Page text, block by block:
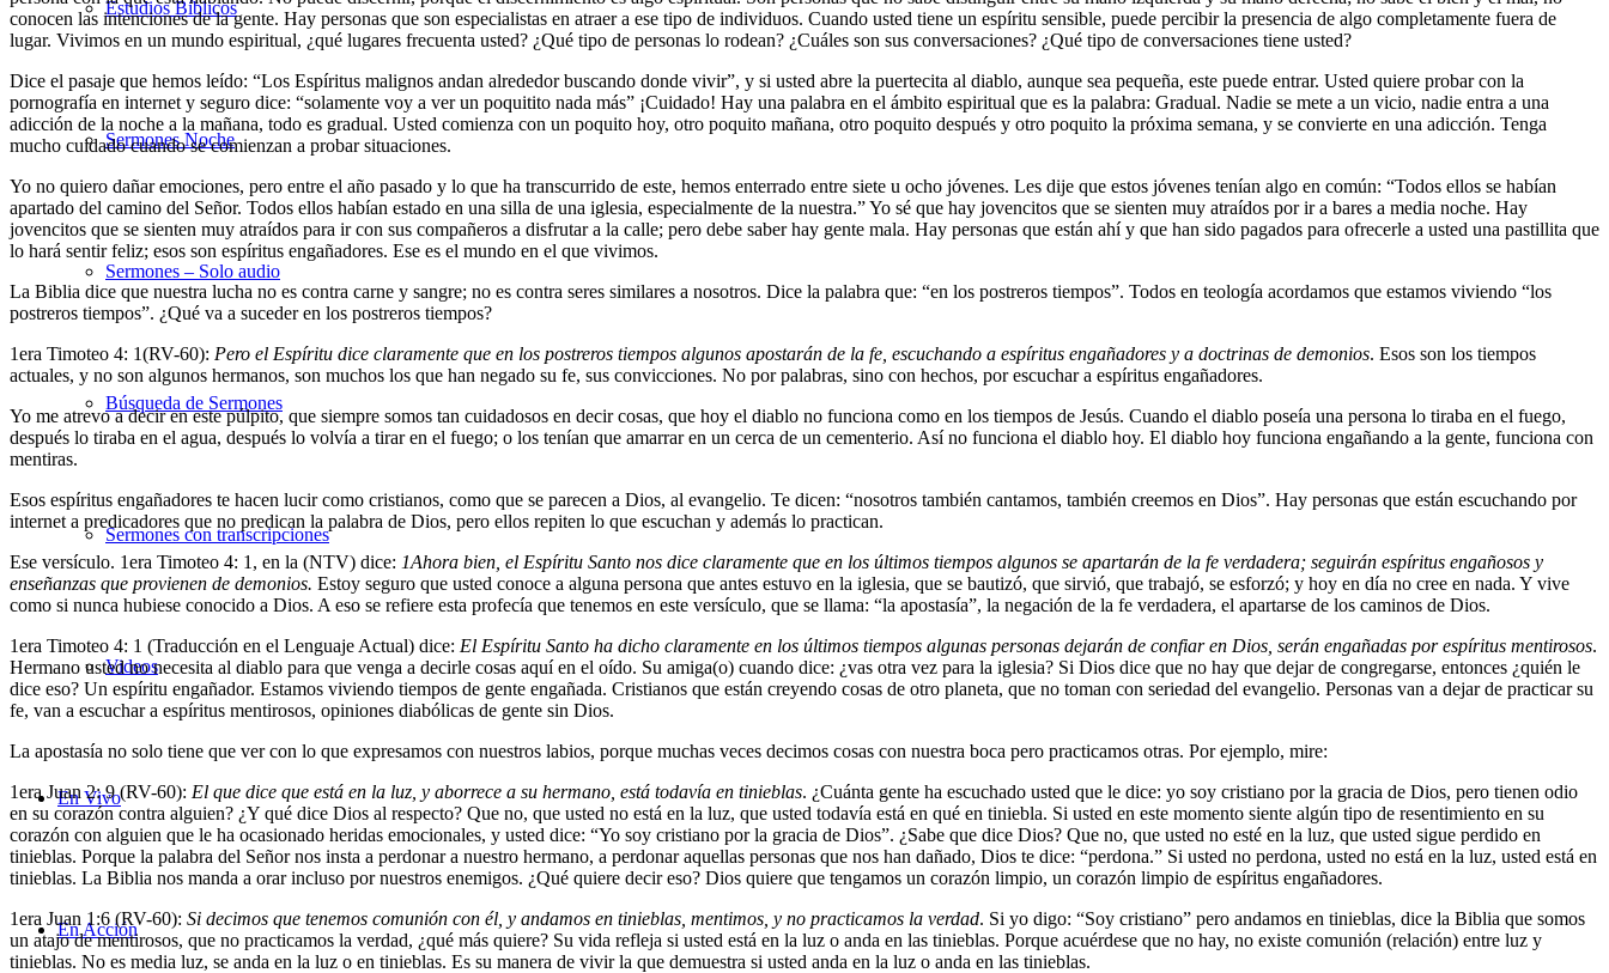
Estudios Bíblicos
Sermones Noche
Sermones – Solo audio
Búsqueda de Sermones
Sermones con transcripciones
Videos
En Vivo
En Acción
conocen las intenciones de la gente. Hay personas que son especialistas en atraer a ese tipo de individuos. Cuando usted tiene un espíritu sensible, puede percibir la presencia de algo completamente fuera de
lugar. Vivimos en un mundo espiritual, ¿qué lugares frecuenta usted? ¿Qué tipo de personas lo rodean? ¿Cuáles son sus conversaciones? ¿Qué tipo de conversaciones tiene usted?
Dice el pasaje que hemos leído: “Los Espíritus malignos andan alrededor buscando donde vivir”, y si usted abre la puertecita al diablo, aunque sea pequeña, este puede entrar. Usted quiere probar con la
pornografía en internet y seguro dice: “solamente voy a ver un poquitito nada más” ¡Cuidado! Hay una palabra en el ámbito espiritual que es la palabra: Gradual. Nadie se mete a un vicio, nadie entra a una
adicción de la noche a la mañana, todo es gradual. Usted comienza con un poquito hoy, otro poquito mañana, otro poquito después y otro poquito la próxima semana, y se convierte en una adicción. Tenga
mucho cuidado cuando se comienzan a probar situaciones.
Yo no quiero dañar emociones, pero entre el año pasado y lo que ha transcurrido de este, hemos enterrado entre siete u ocho jóvenes. Les dije que estos jóvenes tenían algo en común: “Todos ellos se habían
apartado del camino del Señor. Todos ellos habían estado en una silla de una iglesia, especialmente de la nuestra.” Yo sé que hay jovencitos que se sienten muy atraídos por ir a bares a media noche. Hay
jovencitos que se sienten muy atraídos para ir con sus compañeros a disfrutar a la calle; pero debe saber hay gente mala. Hay personas que están ahí y que han sido pagados para ofrecerle a usted una pastillita que
lo hará sentir feliz; esos son espíritus engañadores. Ese es el mundo en el que vivimos.
La Biblia dice que nuestra lucha no es contra carne y sangre; no es contra seres similares a nosotros. Dice la palabra que: “en los postreros tiempos”. Todos en teología acordamos que estamos viviendo “los
postreros tiempos”. ¿Qué va a suceder en los postreros tiempos?
1era Timoteo 4: 1(RV-60): Pero el Espíritu dice claramente que en los postreros tiempos algunos apostarán de la fe, escuchando a espíritus engañadores y a doctrinas de demonios. Esos son los tiempos
actuales, y no son algunos hermanos, son muchos los que han negado su fe, sus convicciones. No por palabras, sino con hechos, por escuchar a espíritus engañadores.
Yo me atrevo a decir en este púlpito, que siempre somos tan cuidadosos en decir cosas, que hoy el diablo no funciona como en los tiempos de Jesús. Cuando el diablo poseía una persona lo tiraba en el fuego,
después lo tiraba en el agua, después lo volvía a tirar en el fuego; o los tenían que amarrar en un cerca de un cementerio. Así no funciona el diablo hoy. El diablo hoy funciona engañando a la gente, funciona con
mentiras.
Esos espíritus engañadores te hacen lucir como cristianos, como que se parecen a Dios, al evangelio. Te dicen: “nosotros también cantamos, también creemos en Dios”. Hay personas que están escuchando por
internet a predicadores que no predican la palabra de Dios, pero ellos repiten lo que escuchan y además lo practican.
Ese versículo. 1era Timoteo 4: 1, en la (NTV) dice: 1Ahora bien, el Espíritu Santo nos dice claramente que en los últimos tiempos algunos se apartarán de la fe verdadera; seguirán espíritus engañosos y
enseñanzas que provienen de demonios. Estoy seguro que usted conoce a alguna persona que antes estuvo en la iglesia, que se bautizó, que sirvió, que trabajó, se esforzó; y hoy en día no cree en nada. Y vive
como si nunca hubiese conocido a Dios. A eso se refiere esta profecía que tenemos en este versículo, que se llama: “la apostasía”, la negación de la fe verdadera, el apartarse de los caminos de Dios.
1era Timoteo 4: 1 (Traducción en el Lenguaje Actual) dice: El Espíritu Santo ha dicho claramente en los últimos tiempos algunas personas dejarán de confiar en Dios, serán engañadas por espíritus mentirosos.
Hermano usted no necesita al diablo para que venga a decirle cosas aquí en el oído. Su amiga(o) cuando dice: ¿vas otra vez para la iglesia? Si Dios dice que no hay que dejar de congregarse, entonces ¿quién le
dice eso? Un espíritu engañador. Estamos viviendo tiempos de gente engañada. Cristianos que están creyendo cosas de otro planeta, que no toman con seriedad del evangelio. Personas van a dejar de practicar su
fe, van a escuchar a espíritus mentirosos, opiniones diabólicas de gente sin Dios.
La apostasía no solo tiene que ver con lo que expresamos con nuestros labios, porque muchas veces decimos cosas con nuestra boca pero practicamos otras. Por ejemplo, mire:
1eraJuan 2: 9 (RV-60): El que dice que está en la luz, y aborrece a su hermano, está todavía en tinieblas. ¿Cuánta gente ha escuchado usted que le dice: yo soy cristiano por la gracia de Dios, pero tienen odio
en su corazón contra alguien? ¿Y qué dice Dios al respecto? Que no, que usted no está en la luz, que usted todavía está en qué en tiniebla. Si usted en este momento siente algún tipo de resentimiento en su
corazón con alguien que le ha ocasionado heridas emocionales, y usted dice: “Yo soy cristiano por la gracia de Dios”. ¿Sabe que dice Dios? Que no, que usted no esté en la luz, que usted sigue perdido en
tinieblas. Porque la palabra del Señor nos insta a perdonar a nuestro hermano, a perdonar aquellas personas que nos han dañado, Dios te dice: “perdona.” Si usted no perdona, usted no está en la luz, usted está en
tinieblas. La Biblia nos manda a orar incluso por nuestros enemigos. ¿Qué quiere decir eso? Dios quiere que tengamos un corazón limpio, un corazón limpio de espíritus engañadores.
1era Juan 1:6 (RV-60): Si decimos que tenemos comunión con él, y andamos en tinieblas, mentimos, y no practicamos la verdad. Si yo digo: “Soy cristiano” pero andamos en tinieblas, dice la Biblia que somos
un atajo de mentirosos, que no practicamos la verdad, ¿qué más quiere? Su vida refleja si usted está en la luz o anda en las tinieblas. Porque acuérdese que no hay, no existe comunión (relación) entre luz y
tinieblas. No es media luz, se anda en la luz o en tinieblas. Es su manera de vivir la que demuestra si usted anda en la luz o anda en las tinieblas.